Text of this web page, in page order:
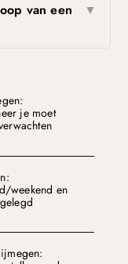
van een
▼
je moet
weekend en